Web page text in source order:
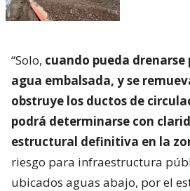
“Solo, cuando pueda
agua embalsada, y se
obstruye los ductos de
podrá determinarse con
estructural definitiva en la
riesgo para infraestructura
ubicados aguas abajo, por el